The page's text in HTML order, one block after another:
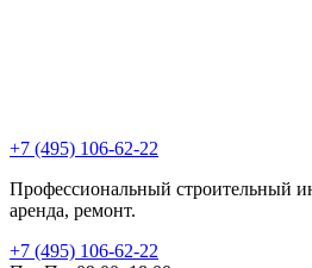
+7 (495) 106-62-22
Профессиональный строительный
аренда, ремонт.
+7 (495) 106-62-22